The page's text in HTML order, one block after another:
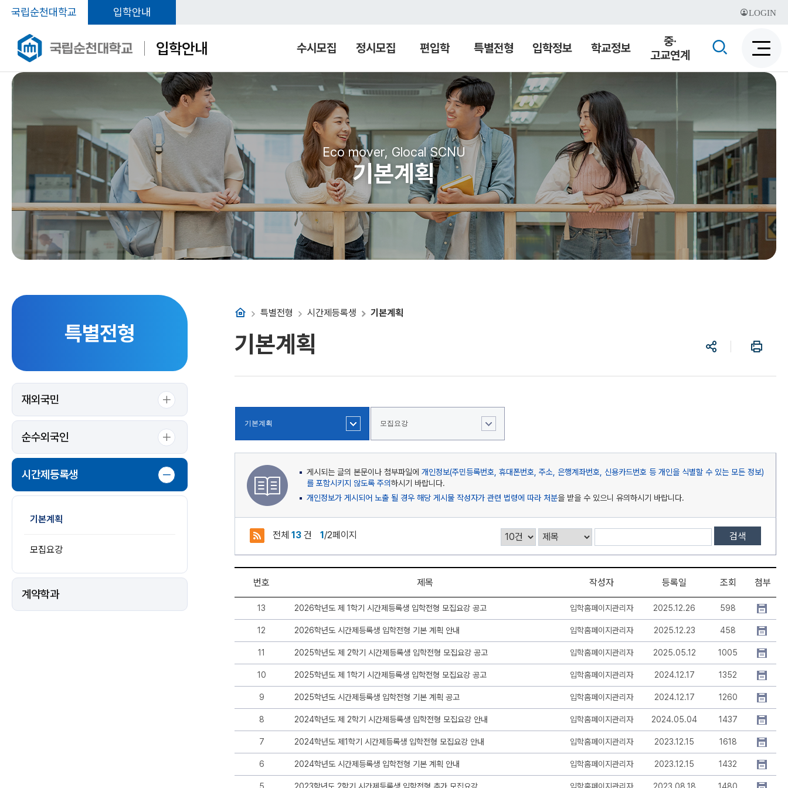
국립순천대학교 입학안내 LOGIN
입학안내 수시모집 정시모집 편입학 특별전형 입학정보 학교정보
중·
고교연계
색
성
화
색
Eco mover, Glocal SCNU
기본계획
홈 특별전형 시간제등록생 기본계획
특별전형
재외국민
순수외국인
시간제등록생
기본계획
모집요강
계약학과
공
프
린
기본계획
기본계획 모집요강
게시되는 글의 본문이나 첨부파일에 개인정보(주민등록번호, 휴대폰번호, 주소, 은행계좌번호, 신용카드번호 등 개인을 식별할 수 있는 모든 정보)
를 포함시키지 않도록 주의하시기 바랍니다.
개인정보가 게시되어 노출 될 경우 해당 게시물 작성자가 관련 법령에 따라 처분을 받을 수 있으니 유의하시기 바랍니다.
전체 13 건 1/2페이지 검색
번호 제목 작성자 등록일 조회 첨부
13 2026학년도 제 1학기 시간제등록생 입학전형 모집요강 공고 입학홈페이지관리자 2025.12.26 598
12 2026학년도 시간제등록생 입학전형 기본 계획 안내 입학홈페이지관리자 2025.12.23 458
11 2025학년도 제 2학기 시간제등록생 입학전형 모집요강 공고 입학홈페이지관리자 2025.05.12 1005
10 2025학년도 제 1학기 시간제등록생 입학전형 모집요강 공고 입학홈페이지관리자 2024.12.17 1352
9 2025학년도 시간제등록생 입학전형 기본 계획 공고 입학홈페이지관리자 2024.12.17 1260
8 2024학년도 제 2학기 시간제등록생 입학전형 모집요강 안내 입학홈페이지관리자 2024.05.04 1437
7 2024학년도 제1학기 시간제등록생 입학전형 모집요강 안내 입학홈페이지관리자 2023.12.15 1618
6 2024학년도 시간제등록생 입학전형 기본 계획 안내 입학홈페이지관리자 2023.12.15 1432
5 2023학년도 2학기 시간제등록생 입학전형 추가 모집요강 입학홈페이지관리자 2023.08.18 1480